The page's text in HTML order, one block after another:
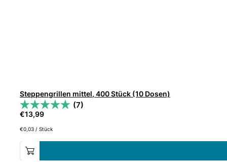
Steppengrillen mittel, 400 Stück (10 Dosen)
(7)
€13,99
€0,03 /Stück